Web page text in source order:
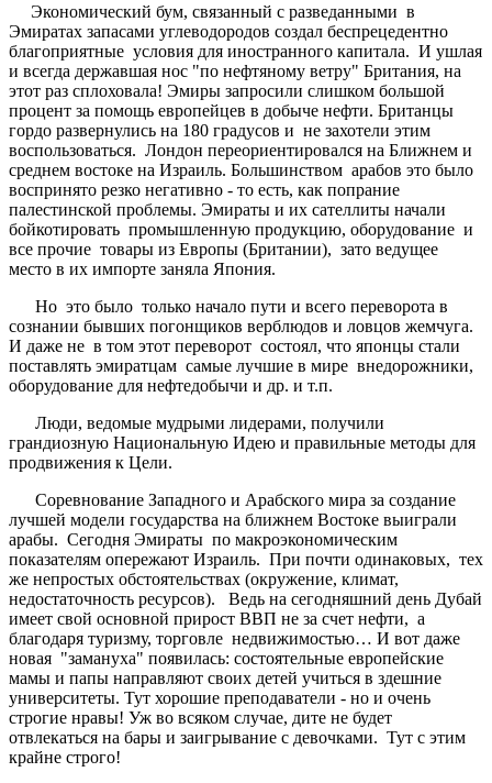
Экономический бум, связанный с разведанными в
Эмиратах запасами углеводородов создал беспрецедентно
благоприятные условия для иностранного капитала. И ушлая
и всегда державшая нос "по нефтяному ветру" Британия, на
этот раз сплоховала! Эмиры запросили слишком большой
процент за помощь европейцев в добыче нефти. Британцы
гордо развернулись на 180 градусов и не захотели этим
воспользоваться. Лондон переориентировался на Ближнем и
среднем востоке на Израиль. Большинством арабов это было
воспринято резко негативно - то есть, как попрание
палестинской проблемы. Эмираты и их сателлиты начали
бойкотировать промышленную продукцию, оборудование и
все прочие товары из Европы (Британии), зато ведущее
место в их импорте заняла Япония.
Но это было только начало пути и всего переворота в
сознании бывших погонщиков верблюдов и ловцов жемчуга.
И даже не в том этот переворот состоял, что японцы стали
поставлять эмиратцам самые лучшие в мире внедорожники,
оборудование для нефтедобычи и др. и т.п.
Люди, ведомые мудрыми лидерами, получили
грандиозную Национальную Идею и правильные методы для
продвижения к Цели.
Соревнование Западного и Арабского мира за создание
лучшей модели государства на ближнем Востоке выиграли
арабы. Сегодня Эмираты по макроэкономическим
показателям опережают Израиль. При почти одинаковых, тех
же непростых обстоятельствах (окружение, климат,
недостаточность ресурсов). Ведь на сегодняшний день Дубай
имеет свой основной прирост ВВП не за счет нефти, а
благодаря туризму, торговле недвижимостью… И вот даже
новая "замануха" появилась: состоятельные европейские
мамы и папы направляют своих детей учиться в здешние
университеты. Тут хорошие преподаватели - но и очень
строгие нравы! Уж во всяком случае, дите не будет
отвлекаться на бары и заигрывание с девочками. Тут с этим
крайне строго!